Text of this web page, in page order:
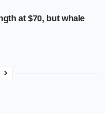
at $70, but whale